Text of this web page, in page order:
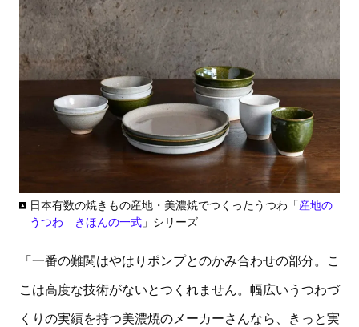
日本有数の焼きもの産地・美濃焼でつくったうつわ「産地の
うつわ きほんの一式 」シリーズ
「一番の難関はやはりポンプとのかみ合わせの部分。こ
こは高度な技術がないとつくれません。幅広いうつわづ
くりの実績を持つ美濃焼のメーカーさんなら、きっと実